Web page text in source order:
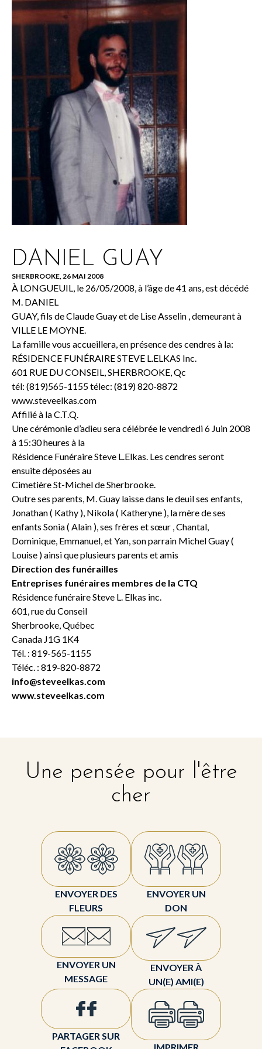
DANIEL GUAY
SHERBROOKE, 26 MAI 2008
À LONGUEUIL, le 26/05/2008, à l’âge de 41 ans, est décédé
M. DANIEL
GUAY, fils de Claude Guay et de Lise Asselin , demeurant à
VILLE LE MOYNE.
La famille vous accueillera, en présence des cendres à la:
RÉSIDENCE FUNÉRAIRE STEVE L.ELKAS Inc.
601 RUE DU CONSEIL, SHERBROOKE, Qc
tél: (819)565-1155 télec: (819) 820-8872
www.steveelkas.com
Affilié à la C.T.Q.
Une cérémonie d’adieu sera célébrée le vendredi 6 Juin 2008
à 15:30 heures à la
Résidence Funéraire Steve L.Elkas. Les cendres seront
ensuite déposées au
Cimetière St-Michel de Sherbrooke.
Outre ses parents, M. Guay laisse dans le deuil ses enfants,
Jonathan ( Kathy ), Nikola ( Katheryne ), la mère de ses
enfants Sonia ( Alain ), ses frères et sœur , Chantal,
Dominique, Emmanuel, et Yan, son parrain Michel Guay (
Louise ) ainsi que plusieurs parents et amis
Direction des funérailles
Entreprises funéraires membres de la CTQ
Résidence funéraire Steve L. Elkas inc.
601, rue du Conseil
Sherbrooke, Québec
Canada J1G 1K4
Tél. : 819-565-1155
Téléc. : 819-820-8872
info@steveelkas.com
www.steveelkas.com
Une pensée pour l'être
cher
ENVOYER DES
FLEURS
ENVOYER UN
DON
ENVOYER UN
MESSAGE
ENVOYER À
UN(E) AMI(E)
PARTAGER SUR
IMPRIMER